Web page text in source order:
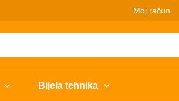
Moj račun
Bijela tehnika